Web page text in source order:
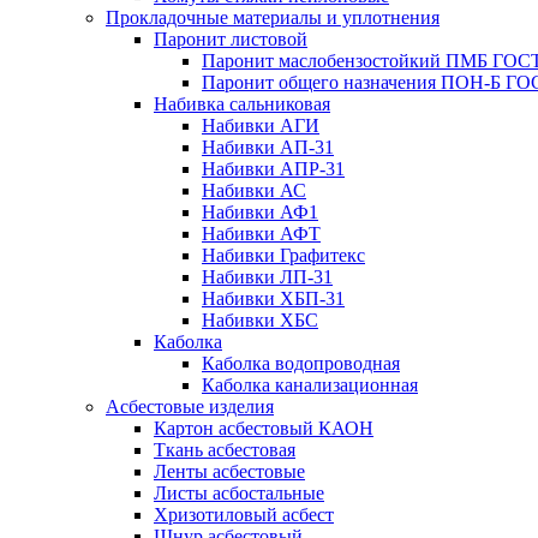
Прокладочные материалы и уплотнения
Паронит листовой
Паронит маслобензостойкий ПМБ
Паронит общего назначения ПОН-Б
Набивка сальниковая
Набивки АГИ
Набивки АП-31
Набивки АПР-31
Набивки АС
Набивки АФ1
Набивки АФТ
Набивки Графитекс
Набивки ЛП-31
Набивки ХБП-31
Набивки ХБС
Каболка
Каболка водопроводная
Каболка канализационная
Асбестовые изделия
Картон асбестовый КАОН
Ткань асбестовая
Ленты асбестовые
Листы асбостальные
Хризотиловый асбеcт